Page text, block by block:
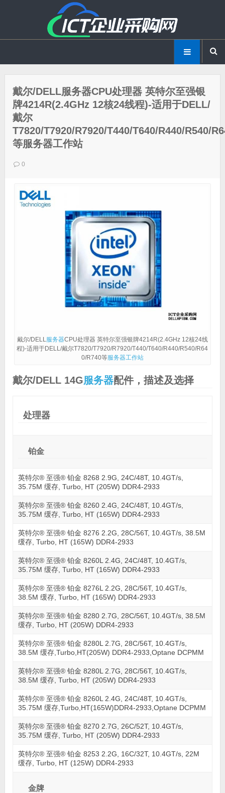
戴尔/DELL服务器CPU处理器 英特尔至强银
牌4214R(2.4GHz 12核24线程)-适用于DELL/
戴尔
T7820/T7920/R7920/T440/T640/R440/R540/
等服务器工作站
0
戴尔/DELL 服务器CPU处理器 英特尔至强银牌4214R(2.4GHz 12核24线
程)-适用于DELL/戴尔T7820/T7920/R7920/T440/T640/R440/R540/R64
0/R740等服务器工作站
戴尔/DELL 14G服务器配件，描述及选择
处理器
铂金
英特尔® 至强® 铂金 8268 2.9G, 24C/48T, 10.4GT/s,
35.75M 缓存, Turbo, HT (205W) DDR4-2933
英特尔® 至强® 铂金 8260 2.4G, 24C/48T, 10.4GT/s,
35.75M 缓存, Turbo, HT (165W) DDR4-2933
英特尔® 至强® 铂金 8276 2.2G, 28C/56T, 10.4GT/s, 38.5M
缓存, Turbo, HT (165W) DDR4-2933
英特尔® 至强® 铂金 8260L 2.4G, 24C/48T, 10.4GT/s,
35.75M 缓存, Turbo, HT (165W) DDR4-2933
英特尔® 至强® 铂金 8276L 2.2G, 28C/56T, 10.4GT/s,
38.5M 缓存, Turbo, HT (165W) DDR4-2933
英特尔® 至强® 铂金 8280 2.7G, 28C/56T, 10.4GT/s, 38.5M
缓存, Turbo, HT (205W) DDR4-2933
英特尔® 至强® 铂金 8280L 2.7G, 28C/56T, 10.4GT/s,
38.5M 缓存,Turbo,HT(205W) DDR4-2933,Optane DCPMM
英特尔® 至强® 铂金 8280L 2.7G, 28C/56T, 10.4GT/s,
38.5M 缓存, Turbo, HT (205W) DDR4-2933
英特尔® 至强® 铂金 8260L 2.4G, 24C/48T, 10.4GT/s,
35.75M 缓存,Turbo,HT(165W)DDR4-2933,Optane DCPMM
英特尔® 至强® 铂金 8270 2.7G, 26C/52T, 10.4GT/s,
35.75M 缓存, Turbo, HT (205W) DDR4-2933
英特尔® 至强® 铂金 8253 2.2G, 16C/32T, 10.4GT/s, 22M
缓存, Turbo, HT (125W) DDR4-2933
金牌